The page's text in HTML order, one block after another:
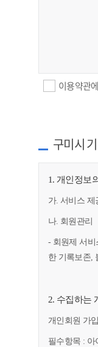
이용약관
구미시
1. 개인정보
가. 서비스 제
나. 회원관리
- 회원제 서비
한 기록보존,
2. 수집하는
개인회원 가
필수항목 : 아